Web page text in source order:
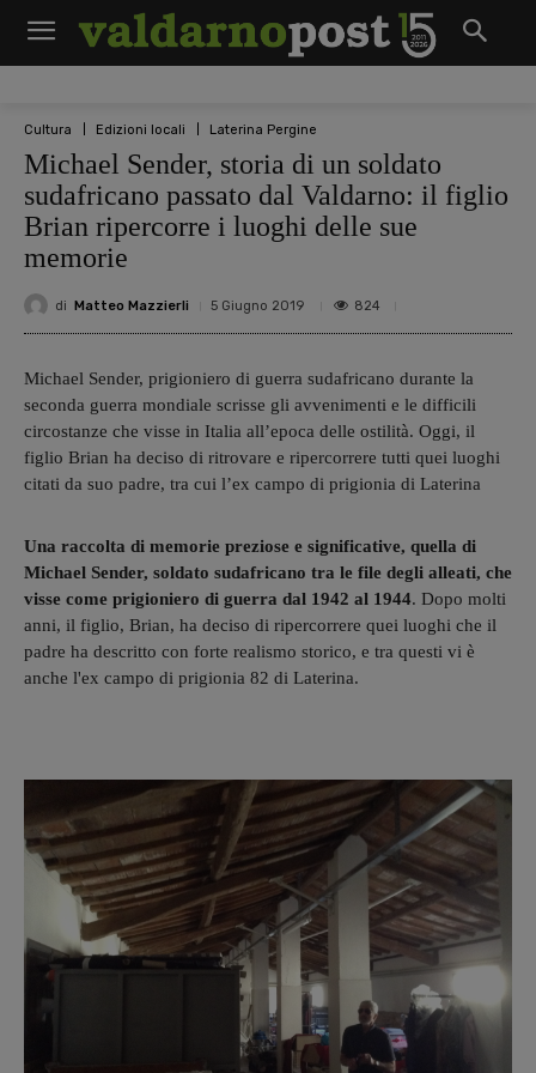
Cultura Edizioni locali Laterina Pergine
Michael Sender, storia di un soldato
sudafricano passato dal Valdarno: il figlio
Brian ripercorre i luoghi delle sue
memorie
di Matteo Mazzierli 5 Giugno 2019 824
Michael Sender, prigioniero di guerra sudafricano durante la
seconda guerra mondiale scrisse gli avvenimenti e le difficili
circostanze che visse in Italia all’epoca delle ostilità. Oggi, il
figlio Brian ha deciso di ritrovare e ripercorrere tutti quei luoghi
citati da suo padre, tra cui l’ex campo di prigionia di Laterina
Una raccolta di memorie preziose e significative, quella di
Michael Sender, soldato sudafricano tra le file degli alleati, che
visse come prigioniero di guerra dal 1942 al 1944. Dopo molti
anni, il figlio, Brian, ha deciso di ripercorrere quei luoghi che il
padre ha descritto con forte realismo storico, e tra questi vi è
anche l'ex campo di prigionia 82 di Laterina.